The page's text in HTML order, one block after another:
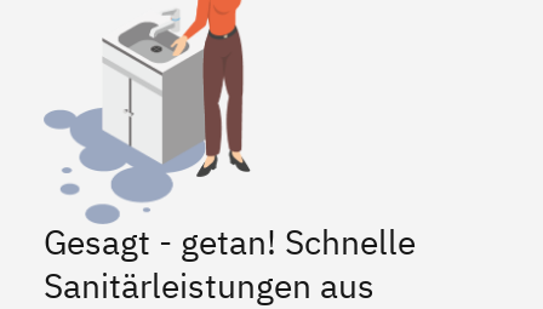
Gesagt - getan! Schnelle
Sanitärleistungen aus